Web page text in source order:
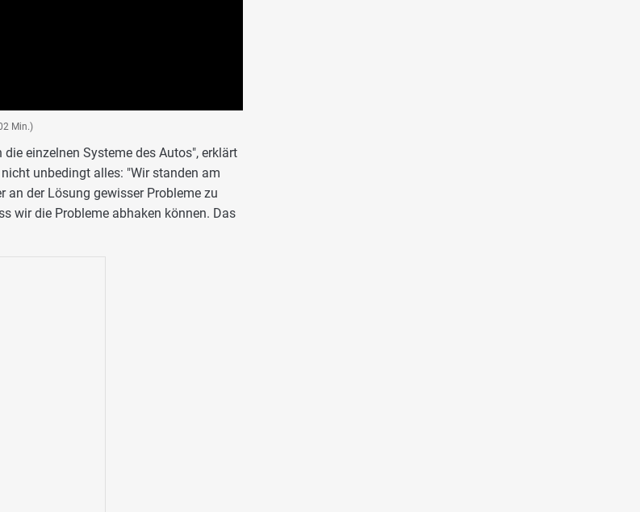
Min.)
einzelnen Systeme des Autos", erklärt
unbedingt alles: "Wir standen am
an der Lösung gewisser Probleme zu
wir die Probleme abhaken können. Das